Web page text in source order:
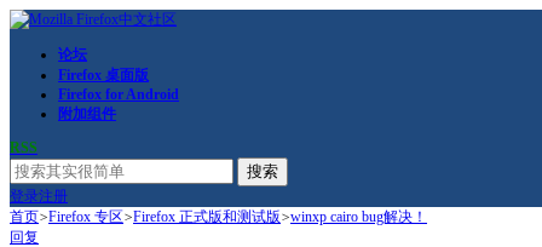
论坛
Firefox 桌面版
Firefox for Android
附加组件
RSS
搜索
登录注册
首页>Firefox 专区>Firefox 正式版和测试版>winxp cairo bug解决！
回复